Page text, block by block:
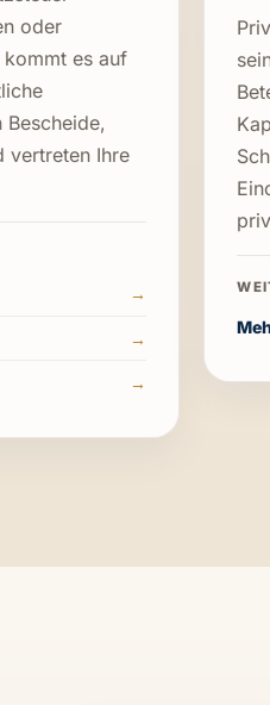
oder
es auf
vertreten Ihre